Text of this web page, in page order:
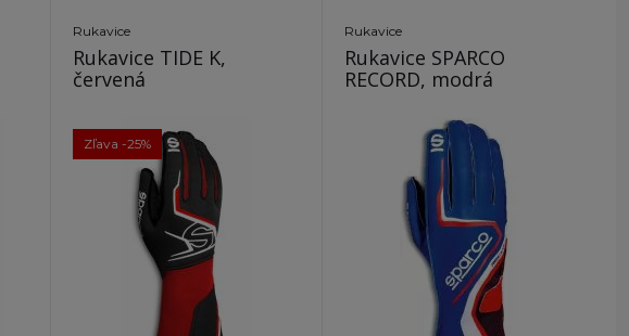
Rukavice
Rukavice TIDE K,
červená
Zľava -25%
Rukavice
Rukavice SPARCO
RECORD, modrá